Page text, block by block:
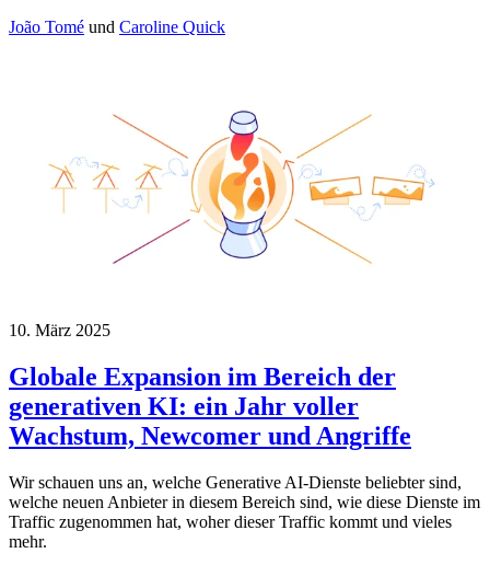
João Tomé und Caroline Quick
10. März 2025
Globale Expansion im Bereich der
generativen KI: ein Jahr voller
Wachstum, Newcomer und Angriffe
Wir schauen uns an, welche Generative AI-Dienste beliebter sind,
welche neuen Anbieter in diesem Bereich sind, wie diese Dienste im
Traffic zugenommen hat, woher dieser Traffic kommt und vieles
mehr.